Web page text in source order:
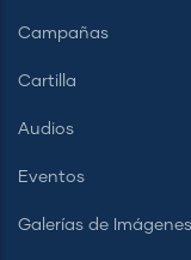
Campañas
Cartilla
Audios
Eventos
Galerías de Imágenes